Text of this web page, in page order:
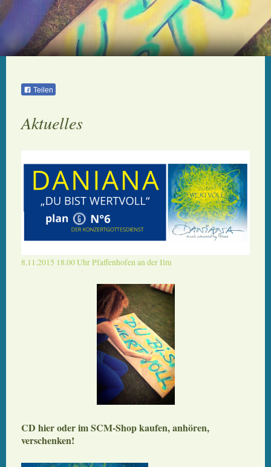
Teilen
Aktuelles
8.11.2015 18.00 Uhr Pfaffenhofen an der Ilm
CD hier oder im SCM-Shop kaufen, anhören,
verschenken!